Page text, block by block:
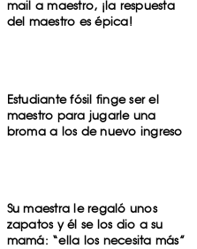
mail a maestro, ¡la respuesta
del maestro es épica!
Estudiante fósil finge ser el
maestro para jugarle una
broma a los de nuevo ingreso
Su maestra le regaló unos
zapatos y él se los dio a su
mamá: “ella los necesita más”